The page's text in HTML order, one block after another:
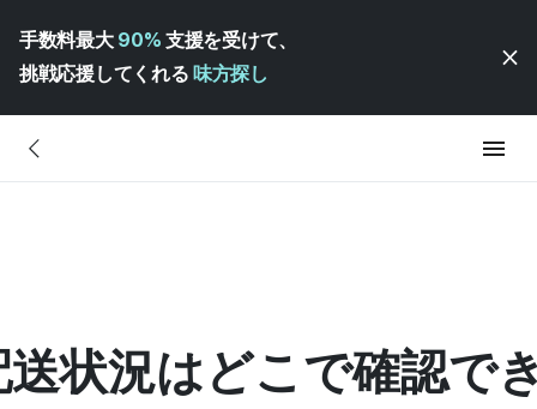
手数料最大 90% 支援を受けて、
挑戦応援してくれる 味方探し
状況はどこで確認で